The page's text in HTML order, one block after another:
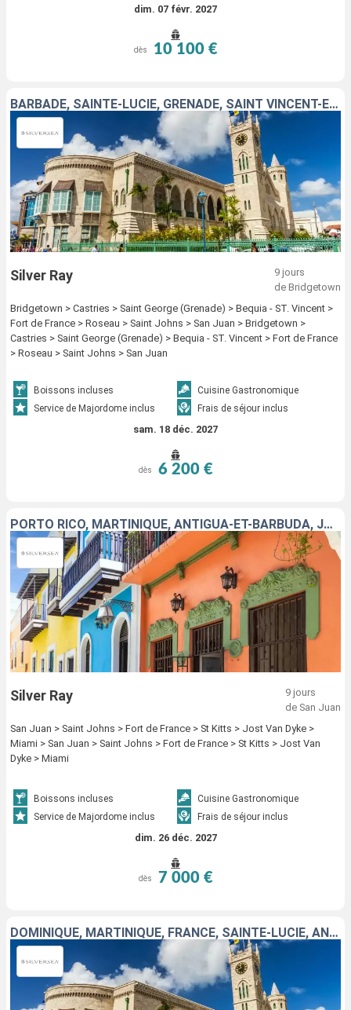
dim. 07 févr. 2027
dès 10 100 €
BARBADE, SAINTE-LUCIE, GRENADE, SAINT VINCENT-ET-LES-GRENADINES, MARTINIQUE, DOMINIQUE, ANTIGUA-ET-BARBUDA, PORTO RICO
Silver Ray
9 jours
de Bridgetown
Bridgetown > Castries > Saint George (Grenade) > Bequia - ST. Vincent >
Fort de France > Roseau > Saint Johns > San Juan > Bridgetown >
Castries > Saint George (Grenade) > Bequia - ST. Vincent > Fort de France
> Roseau > Saint Johns > San Juan
Boissons incluses
Cuisine Gastronomique
Service de Majordome inclus
Frais de séjour inclus
sam. 18 déc. 2027
dès 6 200 €
PORTO RICO, MARTINIQUE, ANTIGUA-ET-BARBUDA, JOST VAN DYKE, ÉTATS-UNIS
Silver Ray
9 jours
de San Juan
San Juan > Saint Johns > Fort de France > St Kitts > Jost Van Dyke >
Miami > San Juan > Saint Johns > Fort de France > St Kitts > Jost Van
Dyke > Miami
Boissons incluses
Cuisine Gastronomique
Service de Majordome inclus
Frais de séjour inclus
dim. 26 déc. 2027
dès 7 000 €
DOMINIQUE, MARTINIQUE, FRANCE, SAINTE-LUCIE, ANTIGUA-ET-BARBUDA, ÉTATS-UNIS, SAINT VINCENT-ET-LES-GRENADINES, PORTO RICO, BARBADE, JOST VAN DYKE